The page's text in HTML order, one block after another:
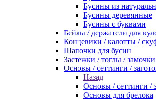
Бусины из
Бусины деревянные
Бусины с буквами
Бейлы / держатели для
Концевики / калотты /
Шапочки для бусин
Застежки / тоглы / замочки
Основы / сеттинги /
Назад
Основы / сеттинги /
Основы для брелока